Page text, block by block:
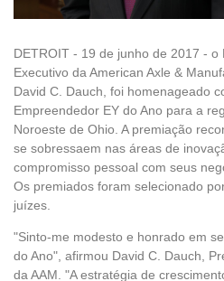
DETROIT - 19 de junho de 2017 - o
Executivo da American Axle &
David C. Dauch, foi homenageado
Empreendedor EY do Ano para a
Noroeste de Ohio. A premiação
se sobressaem nas áreas de
compromisso pessoal com seus
Os premiados foram selecionado
juízes.
"Sinto-me modesto e honrado em
do Ano", afirmou David C. Dauch,
da AAM. "A estratégia de